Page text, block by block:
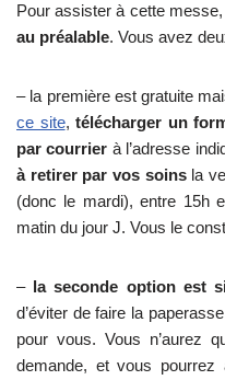
Pour assister à cette messe,
au préalable. Vous avez
– la première est gratuite
ce site,télécharger un
par courrier à l’adresse
à retirer par vos soinsla
(donc le mardi), entre 15h
matin du jour J. Vous le
– la seconde option est
d’éviter de faire la
pour vous. Vous n’aurez
demande, et vous